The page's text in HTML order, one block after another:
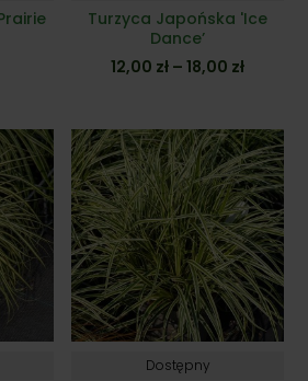
Turzyca Japońska 'Ice
Dance’
12,00 zł – 18,00 złZakres
12,00 zł
do
18,00 zł
Dostępny